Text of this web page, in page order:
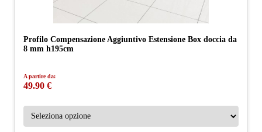
Profilo Compensazione Aggiuntivo Estensione Box doccia da
8 mm h195cm
A partire da:
49.90 €